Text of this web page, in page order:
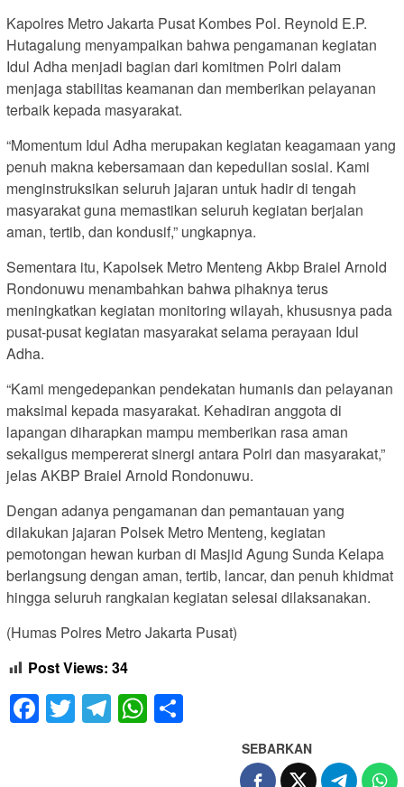
Kapolres Metro Jakarta Pusat Kombes Pol. Reynold E.P.
Hutagalung menyampaikan bahwa pengamanan kegiatan
Idul Adha menjadi bagian dari komitmen Polri dalam
menjaga stabilitas keamanan dan memberikan pelayanan
terbaik kepada masyarakat.
“Momentum Idul Adha merupakan kegiatan keagamaan yang
penuh makna kebersamaan dan kepedulian sosial. Kami
menginstruksikan seluruh jajaran untuk hadir di tengah
masyarakat guna memastikan seluruh kegiatan berjalan
aman, tertib, dan kondusif,” ungkapnya.
Sementara itu, Kapolsek Metro Menteng Akbp Braiel Arnold
Rondonuwu menambahkan bahwa pihaknya terus
meningkatkan kegiatan monitoring wilayah, khususnya pada
pusat-pusat kegiatan masyarakat selama perayaan Idul
Adha.
“Kami mengedepankan pendekatan humanis dan pelayanan
maksimal kepada masyarakat. Kehadiran anggota di
lapangan diharapkan mampu memberikan rasa aman
sekaligus mempererat sinergi antara Polri dan masyarakat,”
jelas AKBP Braiel Arnold Rondonuwu.
Dengan adanya pengamanan dan pemantauan yang
dilakukan jajaran Polsek Metro Menteng, kegiatan
pemotongan hewan kurban di Masjid Agung Sunda Kelapa
berlangsung dengan aman, tertib, lancar, dan penuh khidmat
hingga seluruh rangkaian kegiatan selesai dilaksanakan.
(Humas Polres Metro Jakarta Pusat)
Post Views: 34
Facebook
Twitter
Telegram
WhatsApp
SEBARKAN